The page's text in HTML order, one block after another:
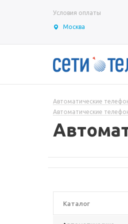
Условия оплаты
Москва
Автоматические
Автоматические
Каталог